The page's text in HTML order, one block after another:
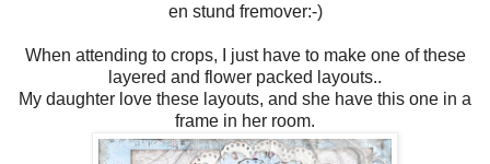
en stund fremover:-)
When attending to crops, I just have to make one of these
layered and flower packed layouts..
My daughter love these layouts, and she have this one in a
frame in her room.